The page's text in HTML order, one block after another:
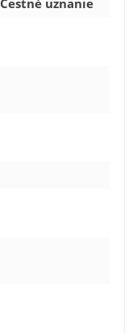
Čestné uznanie